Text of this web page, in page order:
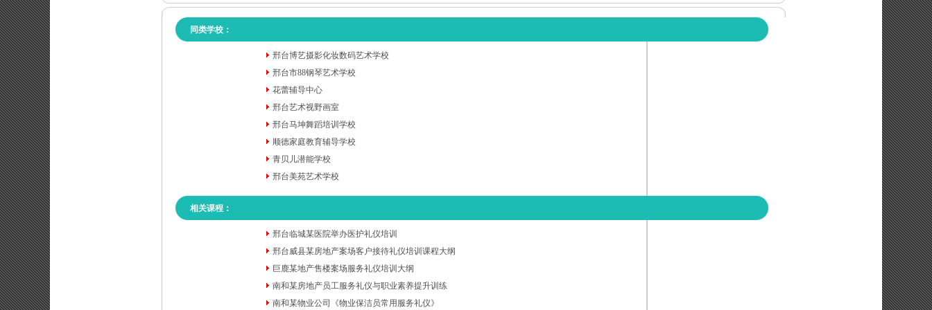
同类学校：
邢台博艺摄影化妆数码艺术学校
邢台市88钢琴艺术学校
花蕾辅导中心
邢台艺术视野画室
邢台马坤舞蹈培训学校
顺德家庭教育辅导学校
青贝儿潜能学校
邢台美苑艺术学校
相关课程：
邢台临城某医院举办医护礼仪培训
邢台威县某房地产案场客户接待礼仪培训课程大纲
巨鹿某地产售楼案场服务礼仪培训大纲
南和某房地产员工服务礼仪与职业素养提升训练
南和某物业公司《物业保洁员常用服务礼仪》